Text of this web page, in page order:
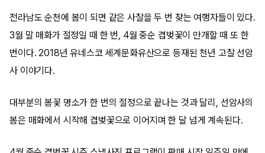
전라남도 순천에 봄이 되면 같은 사찰을 두 번 찾는 여행자들이 있다.
3월 말 매화가 절정일 때 한 번, 4월 중순 겹벚꽃이 만개할 때 또 한
번이다. 2018년 유네스코 세계문화유산으로 등재된 천년 고찰 선암
사 이야기다.
대부분의 봄꽃 명소가 한 번의 절정으로 끝나는 것과 달리, 선암사의
봄은 매화에서 시작해 겹벚꽃으로 이어지며 한 달 넘게 계속된다.